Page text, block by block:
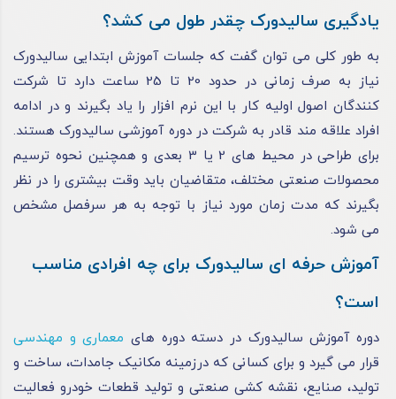
یادگیری سالیدورک چقدر طول می کشد؟
به‌ طور کلی می‌ توان گفت که جلسات آموزش ابتدایی سالیدورک
نیاز به صرف زمانی در حدود 20 تا 25 ساعت دارد تا شرکت‌
کنندگان اصول اولیه کار با این نرم‌ افزار را یاد بگیرند و در ادامه
افراد علاقه‌ مند قادر به شرکت در دوره آموزشی سالیدورک هستند.
برای طراحی در محیط‌ های 2 یا 3 بعدی و همچنین نحوه ترسیم
محصولات صنعتی مختلف، متقاضیان باید وقت بیشتری را در نظر
بگیرند که مدت‌ زمان مورد نیاز با توجه به هر سرفصل مشخص
می‌ شود.
آموزش حرفه ای سالیدورک برای چه افرادی مناسب
است؟
دوره آموزش سالیدورک در دسته دوره‌ های معماری و مهندسی
قرار می‌ گیرد و برای کسانی که درزمینه مکانیک جامدات، ساخت و
تولید، صنایع، نقشه‌ کشی صنعتی و تولید قطعات خودرو فعالیت